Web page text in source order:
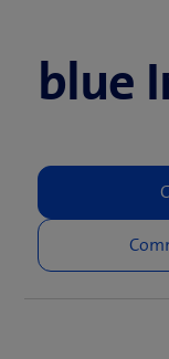
blue